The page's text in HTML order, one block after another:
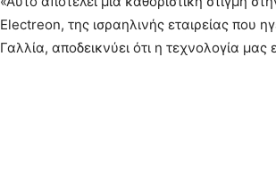
Electreon, της ισραηλινής εταιρείας που
Γαλλία, αποδεικνύει ότι η τεχνολογία